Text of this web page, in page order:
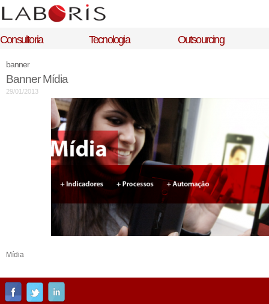
Consultoria Tecnologia Outsourcing
banner
Banner Mídia
29/01/2013
Mídia